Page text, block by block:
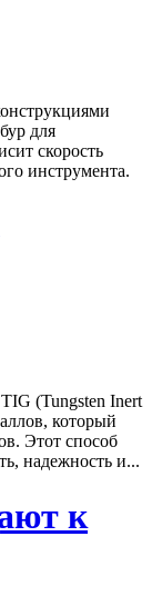
для
скорость
инструмента.
(Tungsten Inert
который
Этот способ
надежность и...
к